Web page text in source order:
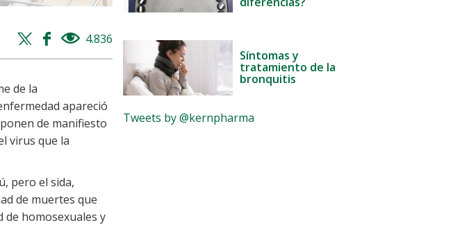
Twitter
share
Facebook
share
4.836 views
de la
apareció
de manifiesto
virus que la
pero el sida,
de muertes que
de homosexuales y
Síntomas y
tratamiento de la
bronquitis
Tweets by @kernpharma